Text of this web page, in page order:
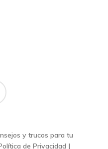
y trucos para tu
de Privacidad |